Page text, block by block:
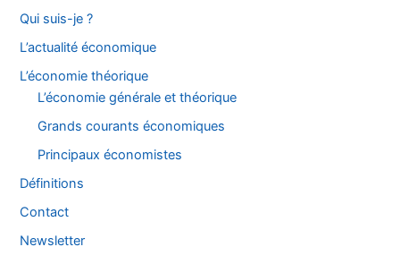
Qui suis-je ?
L’actualité économique
L’économie théorique
L’économie générale et théorique
Grands courants économiques
Principaux économistes
Définitions
Contact
Newsletter